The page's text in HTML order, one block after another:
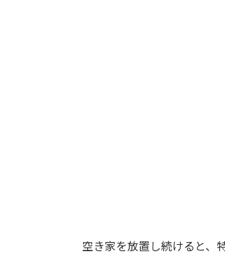
空き家を放置し続けると、